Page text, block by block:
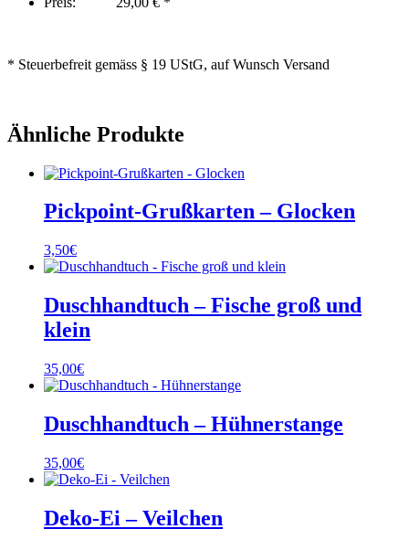
* Steuerbefreit gemäss § 19 UStG, auf Wunsch Versand
Ähnliche Produkte
Pickpoint-Grußkarten – Glocken
3,50€
Duschhandtuch – Fische groß und
klein
35,00€
Duschhandtuch – Hühnerstange
35,00€
Deko-Ei – Veilchen